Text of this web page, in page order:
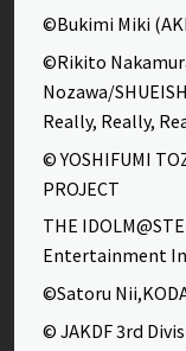
©Bukimi Miki
©Rikito
Nozawa/
Really, Really,
© YOSHIFUMI
PROJECT
THE
Entertainment
©Satoru
© JAKDF 3rd